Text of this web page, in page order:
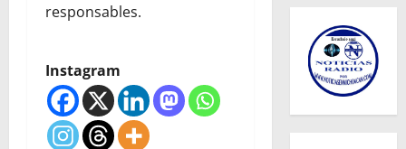
responsables.
Instagram